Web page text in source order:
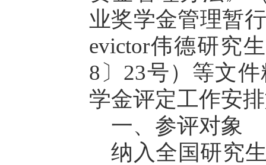
业奖学金管理暂
evictor伟德研究
8〕23号）等文
学金评定工作安
一、参评对象
纳入全国研究